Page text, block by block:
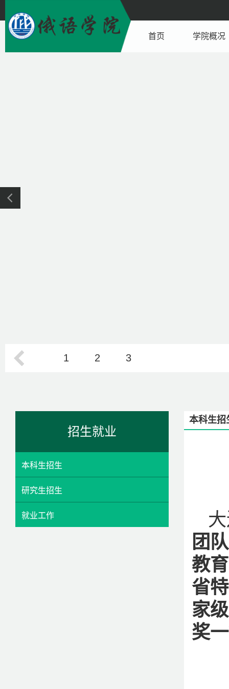
首页 学院概况
1 2 3
招生就业
本科生招生
研究生招生
就业工作
本科生招
团
教
省
家
奖